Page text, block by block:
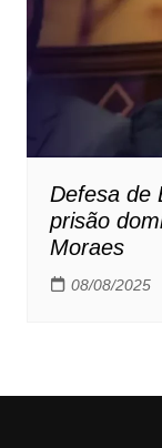
Defesa de
prisão
Moraes
08/08/2025